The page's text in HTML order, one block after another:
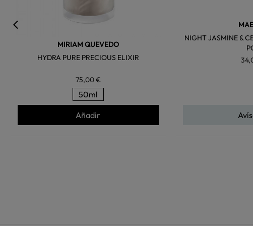
MIRIAM QUEVEDO
HYDRA PURE PRECIOUS ELIXIR
75,00 €
50ml
Añadir
NIGHT JASMINE &